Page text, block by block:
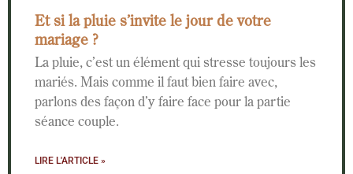
Et si la pluie s’invite le jour de votre
mariage ?
La pluie, c’est un élément qui stresse toujours les
mariés. Mais comme il faut bien faire avec,
parlons des façon d’y faire face pour la partie
séance couple.
LIRE L'ARTICLE »